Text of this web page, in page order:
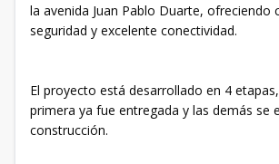
la avenida Juan Pablo Duarte, ofreciendo
seguridad y excelente conectividad.
El proyecto está desarrollado en 4
primera ya fue entregada y las demás se
construcción.